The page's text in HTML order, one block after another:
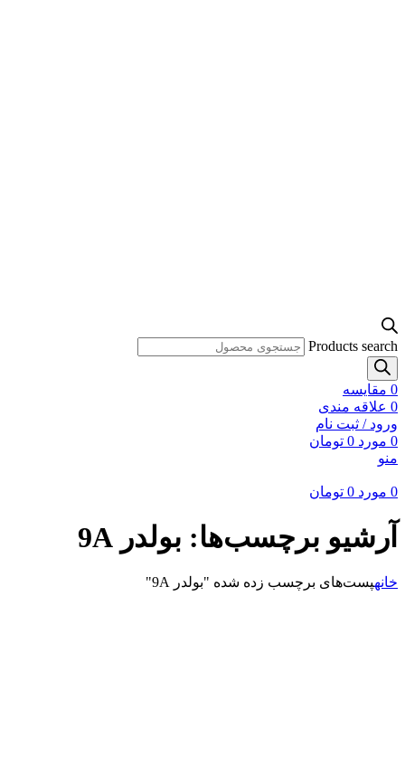
Products search
0 مقايسه
0 علاقه مندی
ورود / ثبت نام
0 مورد 0 تومان
منو
0 مورد 0 تومان
آرشیو برچسب‌ها: بولدر 9A
خانهپست‌های برچسب زده شده "بولدر 9A"